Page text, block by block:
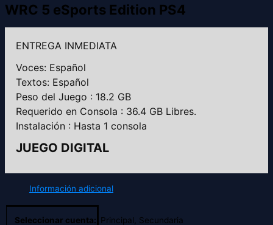
WRC 5 eSports Edition PS4
ENTREGA INMEDIATA
Voces: Español
Textos: Español
Peso del Juego : 18.2 GB
Requerido en Consola : 36.4 GB Libres.
Instalación : Hasta 1 consola
JUEGO DIGITAL
Información adicional
Seleccionar cuenta: Principal, Secundaria